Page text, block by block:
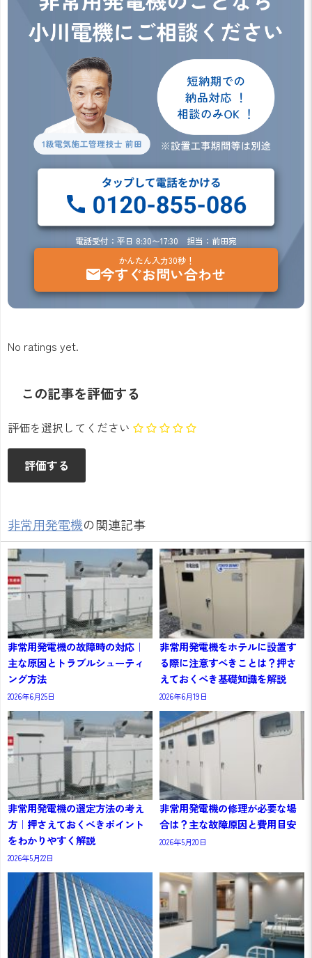
電話受付：平日 8:30〜17:30 担当：前田宛
かんたん入力30秒！
今すぐお問い合わせ
No ratings yet.
この記事を評価する
評価を選択してください
非常用発電機の関連記事
非常用発電機の故障時の対応｜
主な原因とトラブルシューティ
ング方法
2026年6月25日
非常用発電機をホテルに設置す
る際に注意すべきことは？押さ
えておくべき基礎知識を解説
2026年6月19日
非常用発電機の選定方法の考え
方｜押さえておくべきポイント
をわかりやすく解説
2026年5月22日
非常用発電機の修理が必要な場
合は？主な故障原因と費用目安
2026年5月20日